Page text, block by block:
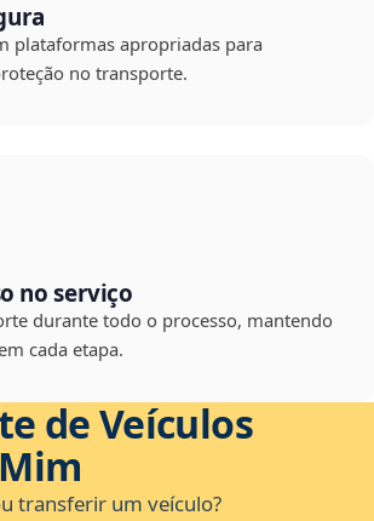
plataformas apropriadas para
no transporte.
no serviço
durante todo o processo, mantendo
cada etapa.
de Veículos
transferir um veículo?